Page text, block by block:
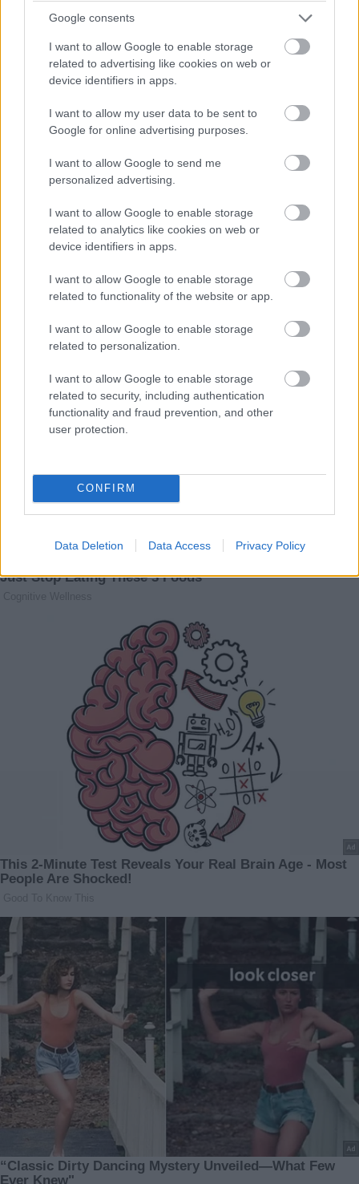
Google consents
I want to allow Google to enable storage
related to advertising like cookies on web or
device identifiers in apps.
I want to allow my user data to be sent to
Google for online advertising purposes.
I want to allow Google to send me
personalized advertising.
I want to allow Google to enable storage
related to analytics like cookies on web or
device identifiers in apps.
I want to allow Google to enable storage
related to functionality of the website or app.
I want to allow Google to enable storage
related to personalization.
I want to allow Google to enable storage
related to security, including authentication
functionality and fraud prevention, and other
user protection.
CONFIRM
Data Deletion Data Access Privacy Policy